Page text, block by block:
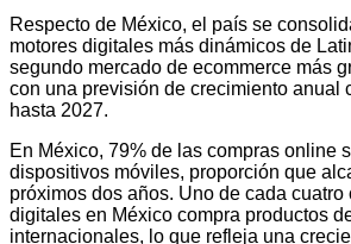
Respecto de México, el país se
motores digitales más dinámicos de
segundo mercado de ecommerce más
con una previsión de crecimiento anual
hasta 2027.
En México, 79% de las compras online
dispositivos móviles, proporción que
próximos dos años. Uno de cada cuatro
digitales en México compra productos
internacionales, lo que refleja una